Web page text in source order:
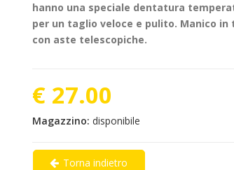
hanno una speciale dentatura
per un taglio veloce e pulito. Manico
con aste telescopiche.
€ 27.00
Magazzino: disponibile
Torna indietro